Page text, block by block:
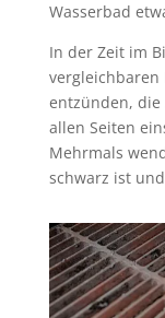
Wasserbad
In der Zeit im
vergleichbaren
entzünden, die
allen Seiten
Mehrmals
schwarz ist